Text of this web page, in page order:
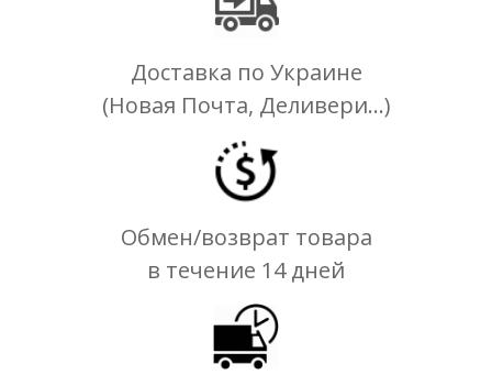
Доставка по Украине
(Новая Почта, Деливери...)
Обмен/возврат товара
в течение 14 дней